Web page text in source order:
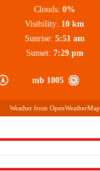
1005 mb
Clouds: 0%
Visibility: 10 km
Sunrise: 5:51 am
Sunset: 7:29 pm
Weather from OpenWeatherMap